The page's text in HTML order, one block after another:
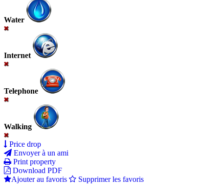
Water
Internet
Telephone
Walking
Price drop
Envoyer à un ami
Print property
Download PDF
Ajouter au favoris
Supprimer les favoris